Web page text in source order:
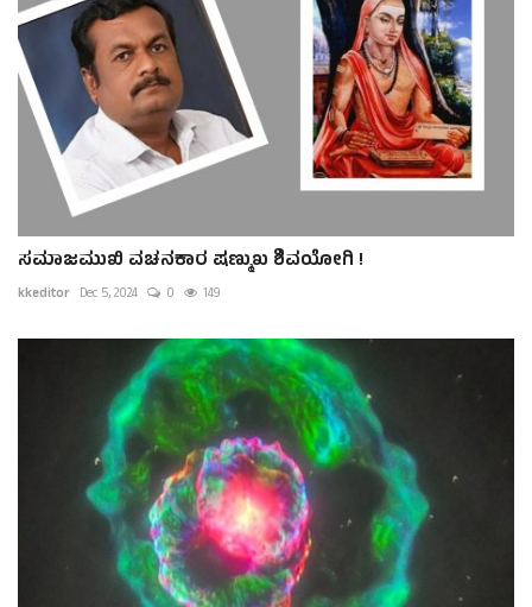
ಸಮಾಜಮುಖಿ ವಚನಕಾರ ಷಣ್ಮುಖ ಶಿವಯೋಗಿ !
kkeditor Dec 5, 2024 0 149